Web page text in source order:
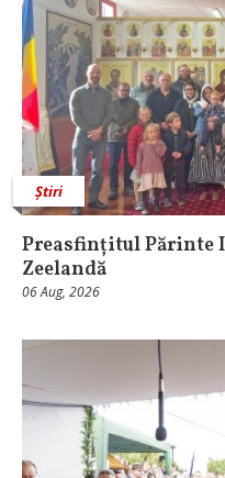
Știri
Preasfințitul Părinte
Zeelandă
06 Aug, 2026